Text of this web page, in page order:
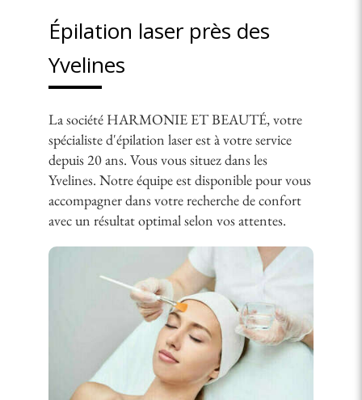
Épilation laser près des
Yvelines
La société HARMONIE ET BEAUTÉ, votre
spécialiste d'épilation laser est à votre service
depuis 20 ans. Vous vous situez dans les
Yvelines. Notre équipe est disponible pour vous
accompagner dans votre recherche de confort
avec un résultat optimal selon vos attentes.